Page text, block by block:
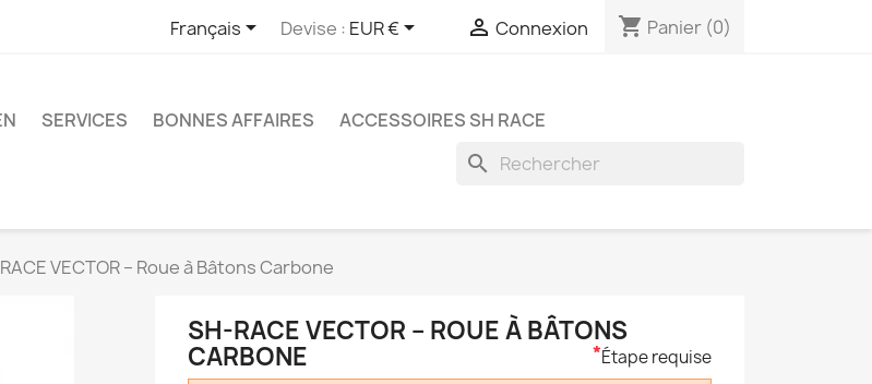
Français Devise : EUR €  Connexion shopping_cart Panier (0)
SERVICES BONNES AFFAIRES ACCESSOIRES SH RACE
search
VECTOR – Roue à Bâtons Carbone
SH-RACE VECTOR – ROUE À BÂTONS
CARBONE
*Étape requise